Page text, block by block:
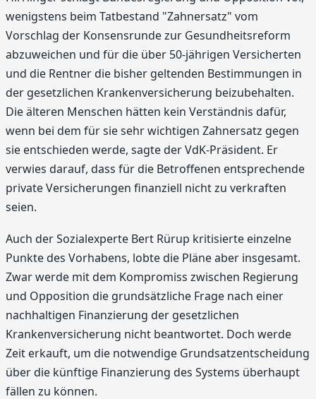
wenigstens beim Tatbestand "Zahnersatz" vom
Vorschlag der Konsensrunde zur Gesundheitsreform
abzuweichen und für die über 50-jährigen Versicherten
und die Rentner die bisher geltenden Bestimmungen in
der gesetzlichen Krankenversicherung beizubehalten.
Die älteren Menschen hätten kein Verständnis dafür,
wenn bei dem für sie sehr wichtigen Zahnersatz gegen
sie entschieden werde, sagte der VdK-Präsident. Er
verwies darauf, dass für die Betroffenen entsprechende
private Versicherungen finanziell nicht zu verkraften
seien.
Auch der Sozialexperte Bert Rürup kritisierte einzelne
Punkte des Vorhabens, lobte die Pläne aber insgesamt.
Zwar werde mit dem Kompromiss zwischen Regierung
und Opposition die grundsätzliche Frage nach einer
nachhaltigen Finanzierung der gesetzlichen
Krankenversicherung nicht beantwortet. Doch werde
Zeit erkauft, um die notwendige Grundsatzentscheidung
über die künftige Finanzierung des Systems überhaupt
fällen zu können.